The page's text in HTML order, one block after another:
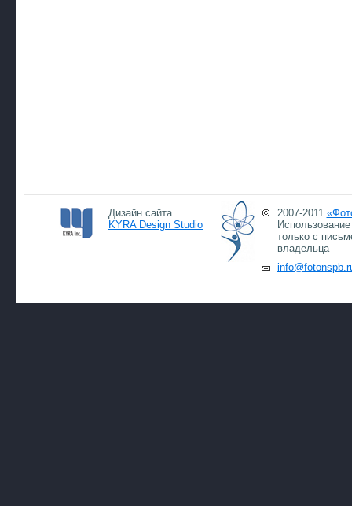
Дизайн сайта
KYRA Design Studio
2007-2011
только с
владельца